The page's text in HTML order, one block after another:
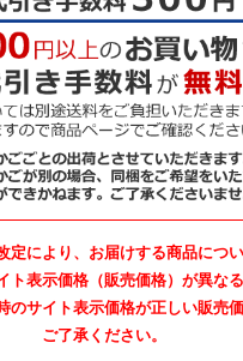
定により、お届けする商品につ
ト表示価格（販売価格）が異な
のサイト表示価格が正しい販売
ご了承ください。